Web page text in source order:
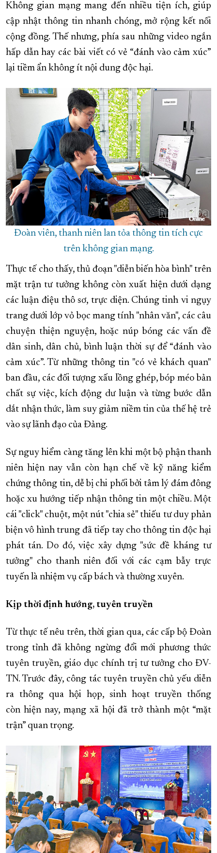
Không gian mạng mang đến nhiều tiện ích, giúp
cập nhật thông tin nhanh chóng, mở rộng kết nối
cộng đồng. Thế nhưng, phía sau những video ngắn
hấp dẫn hay các bài viết có vẻ “đánh vào cảm xúc”
lại tiềm ẩn không ít nội dung độc hại.
Đoàn viên, thanh niên lan tỏa thông tin tích cực
trên không gian mạng.
Thực tế cho thấy, thủ đoạn "diễn biến hòa bình" trên
mặt trận tư tưởng không còn xuất hiện dưới dạng
các luận điệu thô sơ, trực diện. Chúng tinh vi ngụy
trang dưới lớp vỏ bọc mang tính "nhân văn", các câu
chuyện thiện nguyện, hoặc núp bóng các vấn đề
dân sinh, dân chủ, bình luận thời sự để “đánh vào
cảm xúc”. Từ những thông tin "có vẻ khách quan"
ban đầu, các đối tượng xấu lồng ghép, bóp méo bản
chất sự việc, kích động dư luận và từng bước dẫn
dắt nhận thức, làm suy giảm niềm tin của thế hệ trẻ
vào sự lãnh đạo của Đảng.
Sự nguy hiểm càng tăng lên khi một bộ phận thanh
niên hiện nay vẫn còn hạn chế về kỹ năng kiểm
chứng thông tin, dễ bị chi phối bởi tâm lý đám đông
hoặc xu hướng tiếp nhận thông tin một chiều. Một
cái "click" chuột, một nút "chia sẻ" thiếu tư duy phản
biện vô hình trung đã tiếp tay cho thông tin độc hại
phát tán. Do đó, việc xây dựng "sức đề kháng tư
tưởng" cho thanh niên đối với các cạm bẫy trực
tuyến là nhiệm vụ cấp bách và thường xuyên.
Kịp thời định hướng, tuyên truyền
Từ thực tế nêu trên, thời gian qua, các cấp bộ Đoàn
trong tỉnh đã không ngừng đổi mới phương thức
tuyên truyền, giáo dục chính trị tư tưởng cho ĐV-
TN. Trước đây, công tác tuyên truyền chủ yếu diễn
ra thông qua hội họp, sinh hoạt truyền thống
còn hiện nay, mạng xã hội đã trở thành một “mặt
trận” quan trọng.